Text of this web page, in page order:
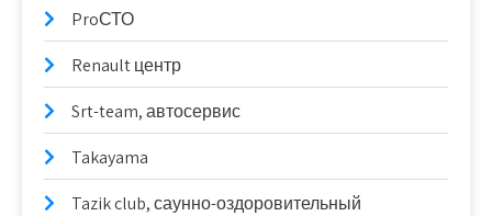
ProСТО
Renault центр
Srt-team, автосервис
Takayama
Tazik club, саунно-оздоровительный